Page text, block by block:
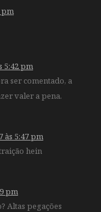
pm
5:42 pm
ser comentado, a
valer a pena.
às 5:47 pm
hein
pm
Altas pegações